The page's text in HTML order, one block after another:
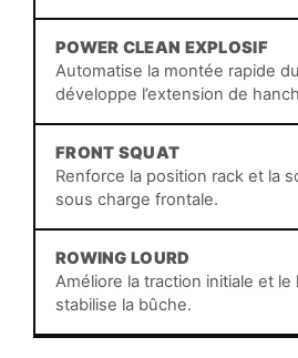
POWER CLEAN EXPLOSIF
Automatise la montée rapide
développe l’extension de
FRONT SQUAT
Renforce la position rack et la
sous charge frontale.
ROWING LOURD
Améliore la traction initiale et
stabilise la bûche.